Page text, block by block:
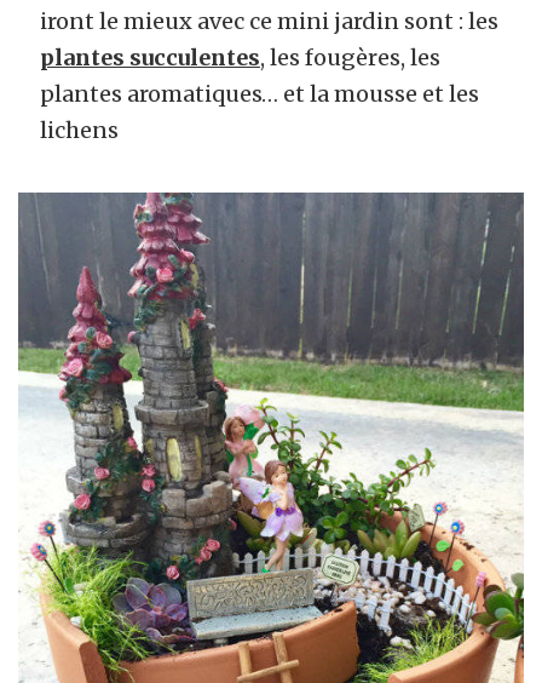
iront le mieux avec ce mini jardin sont : les
plantes succulentes, les fougères, les
plantes aromatiques… et la mousse et les
lichens